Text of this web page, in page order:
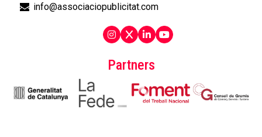
Partners
info@associaciopublicitat.com